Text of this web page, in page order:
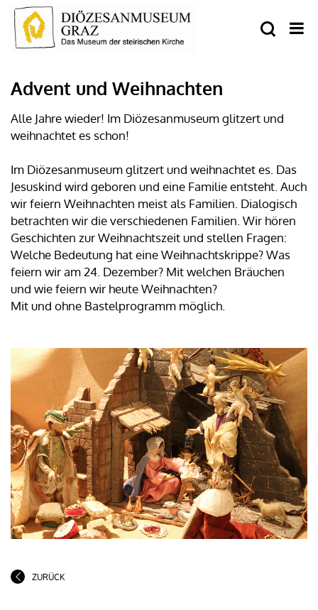
Advent und Weihnachten
Alle Jahre wieder! Im Diözesanmuseum glitzert und
weihnachtet es schon!
Im Diözesanmuseum glitzert und weihnachtet es. Das
Jesuskind wird geboren und eine Familie entsteht. Auch
wir feiern Weihnachten meist als Familien. Dialogisch
betrachten wir die verschiedenen Familien. Wir hören
Geschichten zur Weihnachtszeit und stellen Fragen:
Welche Bedeutung hat eine Weihnachtskrippe? Was
feiern wir am 24. Dezember? Mit welchen Bräuchen
und wie feiern wir heute Weihnachten?
Mit und ohne Bastelprogramm möglich.
ZURÜCK